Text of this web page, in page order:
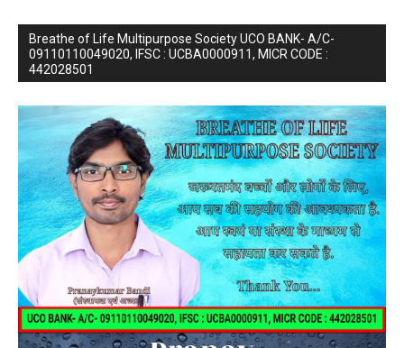
Breathe of Life Multipurpose Society UCO BANK- A/C-
09110110049020, IFSC : UCBA0000911, MICR CODE :
442028501